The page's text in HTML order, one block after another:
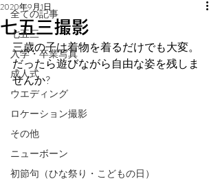
全ての記事
七五三
入学・卒業写真
成人式
ウエディング
ロケーション撮影
その他
ニューボーン
初節句（ひな祭り・こどもの日）
七五三撮影
2020年9月1日
三歳の子は着物を着るだけでも大変。
だったら遊びながら自由な姿を残しま
せんか?